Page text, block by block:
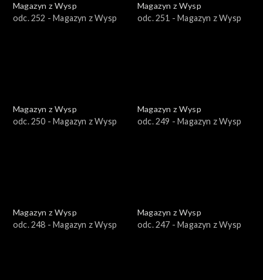
Magazyn z Wysp
odc. 252 - Magazyn z Wysp
Magazyn z Wysp
odc. 251 - Magazyn z Wysp
Magazyn z Wysp
odc. 250 - Magazyn z Wysp
Magazyn z Wysp
odc. 249 - Magazyn z Wysp
Magazyn z Wysp
odc. 248 - Magazyn z Wysp
Magazyn z Wysp
odc. 247 - Magazyn z Wysp